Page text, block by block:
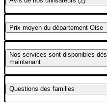
Prix moyen du département Oise
Nos services sont disponibles dès
maintenant
Questions des familles